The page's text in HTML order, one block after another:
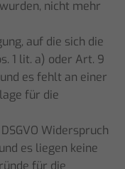
nicht mehr
auf die sich die
1 lit. a) oder Art. 9
es fehlt an einer
für die
Widerspruch
es liegen keine
für die